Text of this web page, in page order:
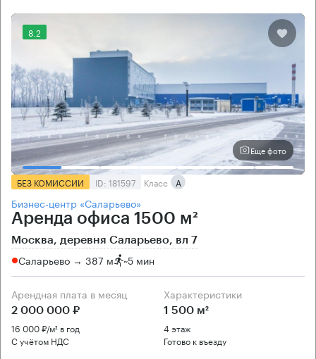
8.2
Еще фото
БЕЗ КОМИССИИ ID: 181597 Класс А
Бизнес-центр «Саларьево»
Аренда офиса 1500 м²
Москва, деревня Саларьево, вл 7
Саларьево → 387 м ~5 мин
Арендная плата в месяц
2 000 000 ₽
16 000 ₽/м² в год
С учётом НДС
Характеристики
1 500 м²
4 этаж
Готово к въезду